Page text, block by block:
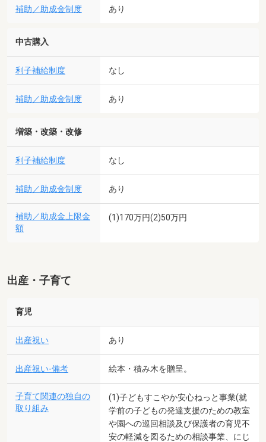
補助／助成金制度 あり
中古購入
利子補給制度 なし
補助／助成金制度 あり
増築・改築・改修
利子補給制度 なし
補助／助成金制度 あり
補助／助成金上限金
額
(1)170万円(2)50万円
出産・子育て
育児
出産祝い あり
出産祝い-備考 絵本・積み木を贈呈。
子育て関連の独自の
取り組み
(1)子どもすこやか安心ねっと事業(就
学前の子どもの発達支援のための教室
や園への巡回相談及び保護者の育児不
安の軽減を図るための相談事業、にじ